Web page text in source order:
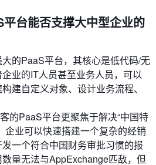
台能否支撑大中型企业的
的PaaS平台，其核心是低代码/无
业的IT人员甚至业务人员，可以
建自定义对象、设计业务流程、
的PaaS平台更聚焦于解决“中国特
企业可以快速搭建一个复杂的经销
一个符合中国财务审批习惯的报
量无法与AppExchange匹敌，但